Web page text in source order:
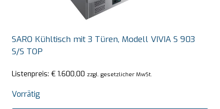
SARO Kühltisch mit 3 Türen, Modell VIVIA S 903
S/S TOP
Listenpreis: € 1.600,00 zzgl. gesetzlicher MwSt.
Vorrätig